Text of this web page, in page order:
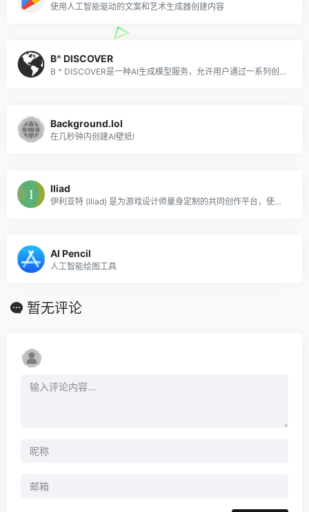
使用人工智能驱动的文案和艺术生成器创建内容
B^ DISCOVER
B ^ DISCOVER是一种AI生成模型服务，允许用户通过一系列创意艺术品探索和发现他们的故事。
Background.lol
在几秒钟内创建AI壁纸!
Iliad
伊利亚特 (Iliad) 是为游戏设计师量身定制的共同创作平台，使他们能够在生成过程中生成，编辑和微调图像。
AI Pencil
人工智能绘图工具
暂无评论